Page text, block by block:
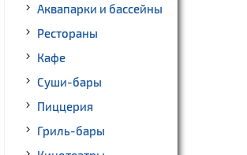
Аквапарки и бассейны
Рестораны
Кафе
Суши-бары
Пиццерия
Гриль-бары